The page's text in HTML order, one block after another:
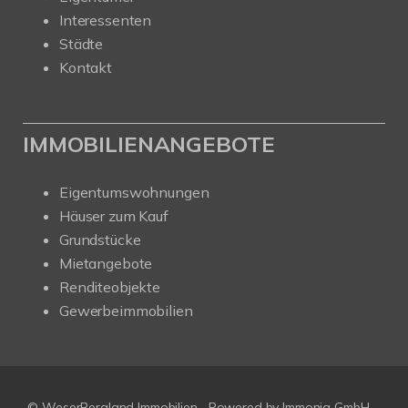
Interessenten
Städte
Kontakt
IMMOBILIENANGEBOTE
Eigentumswohnungen
Häuser zum Kauf
Grundstücke
Mietangebote
Renditeobjekte
Gewerbeimmobilien